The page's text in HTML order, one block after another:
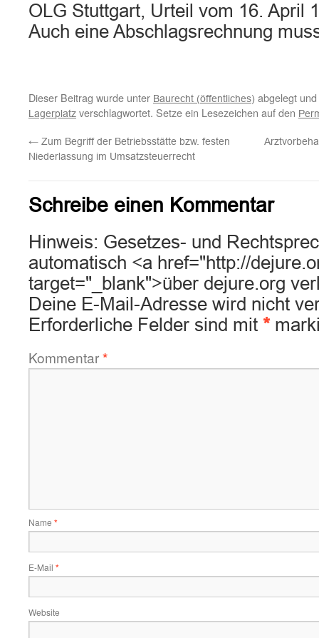
OLG Stuttgart, Urteil vom 16. April
Auch eine Abschlagsrechnung
Dieser Beitrag wurde unter Baurecht (öffentliches) abgelegt
Lagerplatz verschlagwortet. Setze ein Lesezeichen auf den
← Zum Begriff der Betriebsstätte bzw. festen
Niederlassung im Umsatzsteuerrecht
Schreibe einen Kommentar
Hinweis: Gesetzes- und
automatisch <a href="http://
target="_blank">über dejure.org
Deine E-Mail-Adresse wird nicht
Erforderliche Felder sind mit *
Kommentar*
Name *
E-Mail *
Website